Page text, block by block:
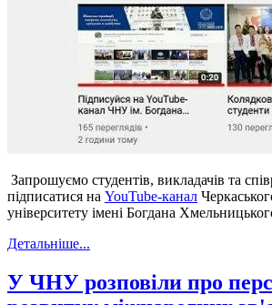
Запрошуємо студентів, викладачів та
підписатися на YouTube-канал
університету імені Богдана
Детальніше...
У ЧНУ розповіли про